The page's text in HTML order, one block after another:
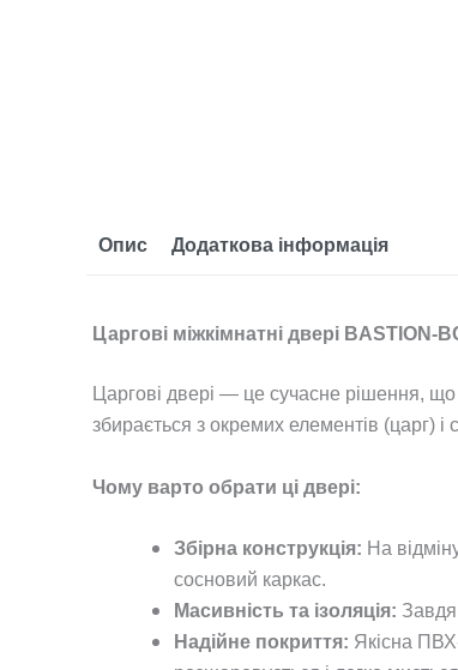
Опис Додаткова інформація
Царгові міжкімнатні двері BASTION-
Царгові двері — це сучасне рішення, що
збирається з окремих елементів (царг)
Чому варто обрати ці двері:
Збірна конструкція: На
сосновий каркас.
Масивність та ізоляція:
Надійне покриття: Якісна